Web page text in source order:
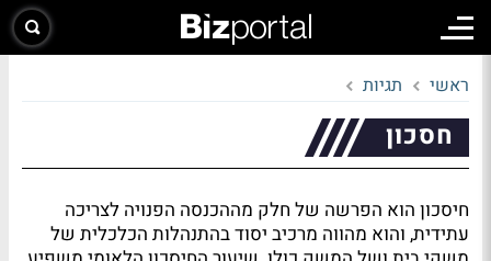
ראשי תגיות
חסכון
חיסכון הוא הפרשה של חלק מההכנסה הפנויה לצריכה
עתידית, והוא מהווה מרכיב יסוד בהתנהלות הכלכלית של